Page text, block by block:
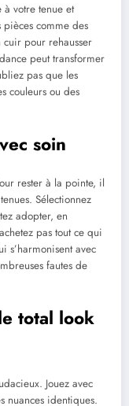
votre tenue et
comme des
cuir pour rehausser
peut transformer
pas que les
couleurs ou des
soin
rester à la pointe, il
Sélectionnez
adopter, en
pas tout ce qui
s’harmonisent avec
fautes de
total look
Jouez avec
nuances identiques.